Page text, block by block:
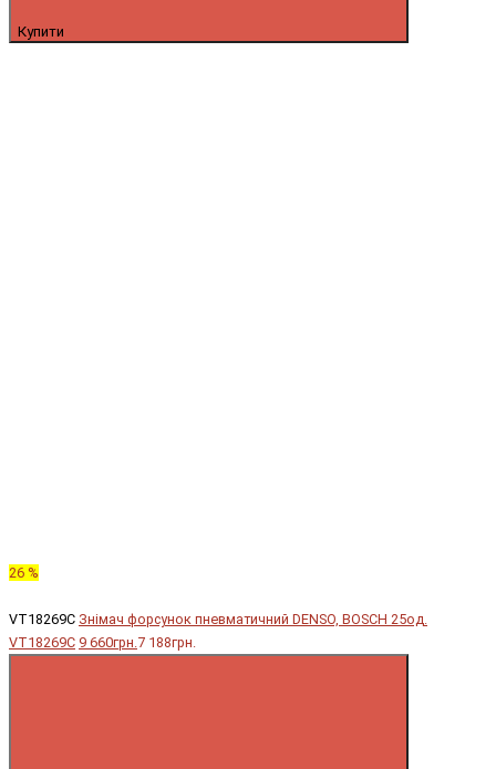
Купити
26 %
VT18269C Знімач форсунок пневматичний DENSO, BOSCH 25од.
VT18269C 9 660грн.7 188грн.